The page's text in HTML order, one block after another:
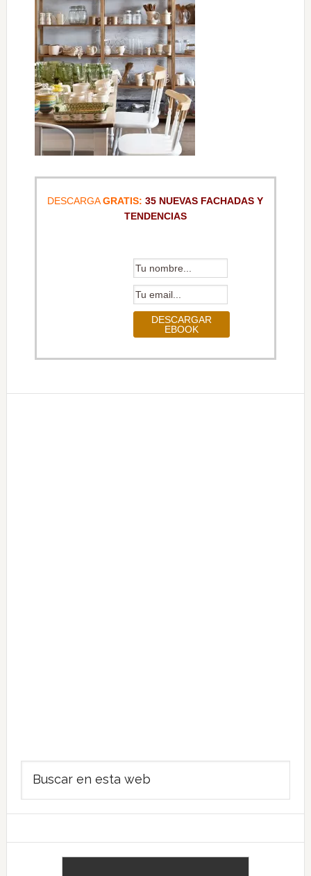
DESCARGAGRATIS: 35 NUEVAS FACHADAS Y
TENDENCIAS
Barra
lateral
principal